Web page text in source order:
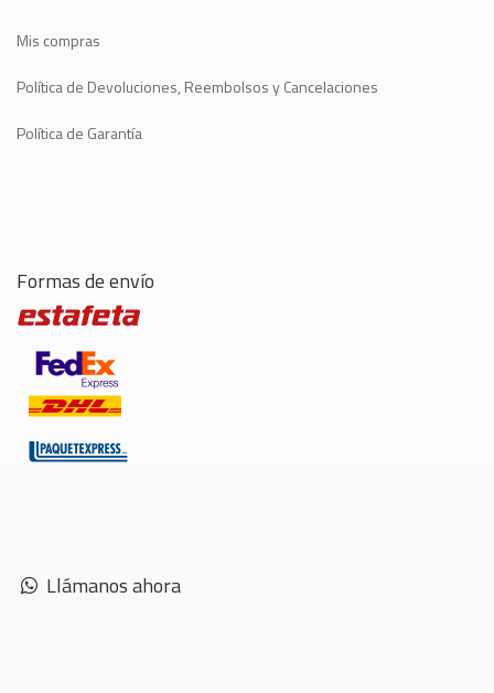
Mis compras
Política de Devoluciones, Reembolsos y Cancelaciones
Política de Garantía
Formas de envío
Llámanos ahora